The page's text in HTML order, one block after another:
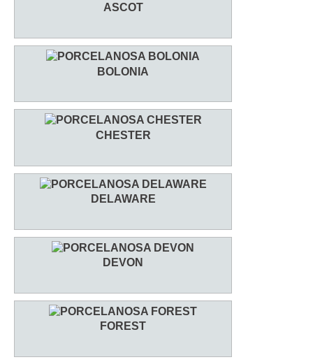
ASCOT
BOLONIA
CHESTER
DELAWARE
DEVON
FOREST